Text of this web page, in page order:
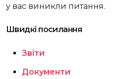
у вас виникли питання.
Швидкі посилання
Звіти
Документи